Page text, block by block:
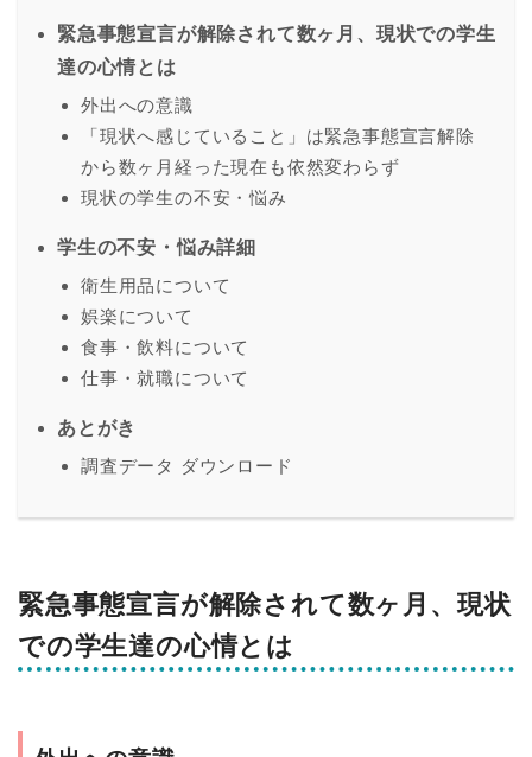
緊急事態宣言が解除されて数ヶ月、現状での学生
達の心情とは
外出への意識
「現状へ感じていること」は緊急事態宣言解除
から数ヶ月経った現在も依然変わらず
現状の学生の不安・悩み
学生の不安・悩み詳細
衛生用品について
娯楽について
食事・飲料について
仕事・就職について
あとがき
調査データ ダウンロード
緊急事態宣言が解除されて数ヶ月、現状
での学生達の心情とは